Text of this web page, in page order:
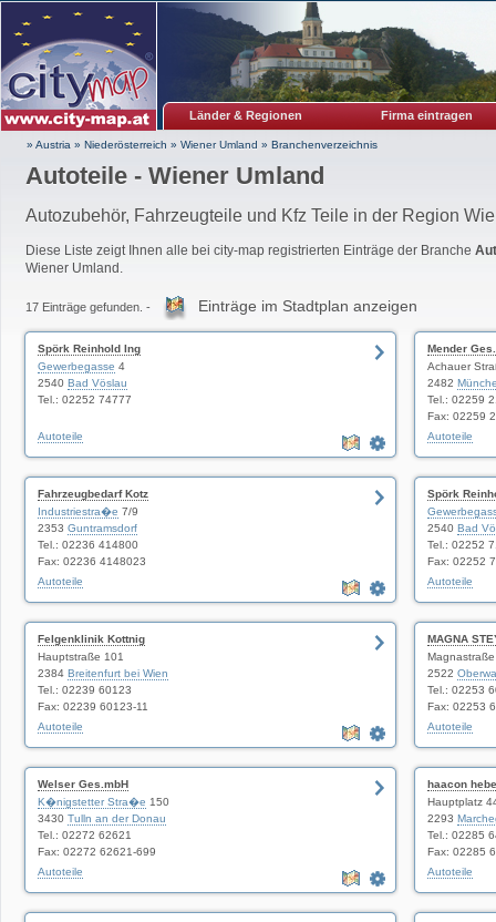
Länder & Regionen Firma eintragen
» Austria » Niederösterreich » Wiener Umland » Branchenverzeichnis
Autoteile - Wiener Umland
Autozubehör, Fahrzeugteile und Kfz Teile in der Region
Diese Liste zeigt Ihnen alle bei city-map registrierten Einträge der Branche
Wiener Umland.
17 Einträge gefunden. - Einträge im Stadtplan anzeigen
Spörk Reinhold Ing
Gewerbegasse 4
2540 Bad Vöslau
Tel.: 02252 74777
Autoteile
Mender
Achauer
2482
Tel.: 02259
Fax: 02259
Autoteile
Fahrzeugbedarf Kotz
Industriestra�e 7/9
2353 Guntramsdorf
Tel.: 02236 414800
Fax: 02236 4148023
Autoteile
Spörk
2540 Bad
Tel.: 02252
Fax: 02252
Autoteile
Felgenklinik Kottnig
Hauptstraße 101
2384 Breitenfurt bei Wien
Tel.: 02239 60123
Fax: 02239 60123-11
Autoteile
MAGNA
2522
Tel.: 02253
Fax: 02253
Autoteile
Welser Ges.mbH
K�nigstetter Stra�e 150
3430 Tulln an der Donau
Tel.: 02272 62621
Fax: 02272 62621-699
Autoteile
haacon
Hauptplatz
2293
Tel.: 02285
Fax: 02285
Autoteile